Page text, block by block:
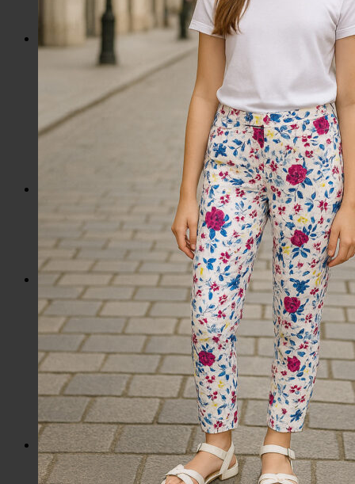
Hrnčeky a poháre s potlačou
Darčekové poukážky
Pánska móda
Kategórie
Tričká
Plavky
Mikiny a svetre
Nohavice a tepláky
Spodné prádlo
Pánske doplnky
4-7 rokov
8-13 rokov
14-18 rokov
Detské doplnky
Dámska móda na každý deň
Bundy
Saká / Kabáty
Košele / Blúzky
Mikiny / Svetre
Nohavice / Tepláky
Sukne / Kraťasy
Súpravy
Tričká
Šaty
Doplnky
Bazárová ponuka
Dámske
Detské